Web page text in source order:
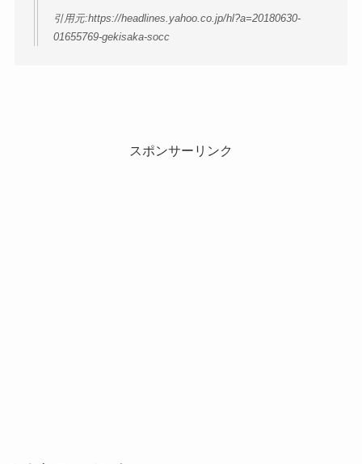
引用元:https://headlines.yahoo.co.jp/hl?a=20180630-
01655769-gekisaka-socc
スポンサーリンク